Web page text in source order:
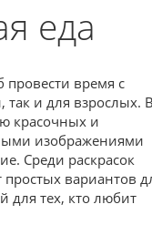
еда
время с
так и для взрослых.
красочных и
изображениями
Среди раскрасок
простых вариантов
тех, кто любит